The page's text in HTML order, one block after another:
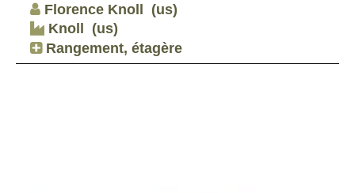
Florence Knoll (us)
Knoll
(us)
Rangement, étagère